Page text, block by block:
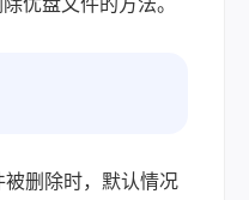
优盘文件的方法。
删除时，默认情况